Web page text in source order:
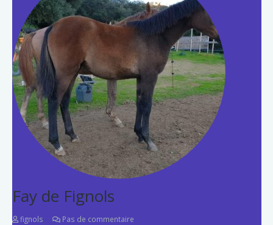
Fay de Fignols
fignols Pas de commentaire